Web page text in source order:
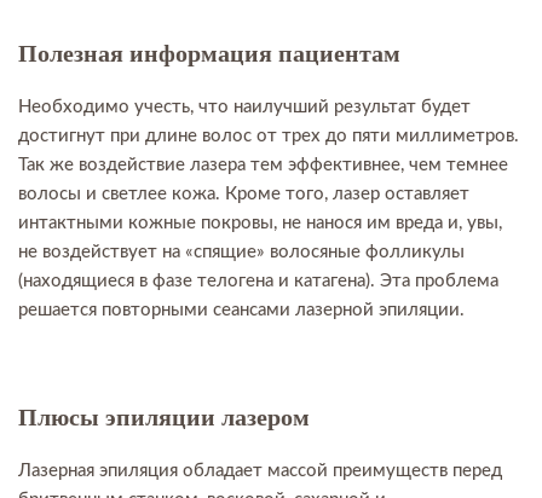
Полезная информация пациентам
Необходимо учесть, что наилучший результат будет
достигнут при длине волос от трех до пяти миллиметров.
Так же воздействие лазера тем эффективнее, чем темнее
волосы и светлее кожа. Кроме того, лазер оставляет
интактными кожные покровы, не нанося им вреда и, увы,
не воздействует на «спящие» волосяные фолликулы
(находящиеся в фазе телогена и катагена). Эта проблема
решается повторными сеансами лазерной эпиляции.
Плюсы эпиляции лазером
Лазерная эпиляция обладает массой преимуществ перед